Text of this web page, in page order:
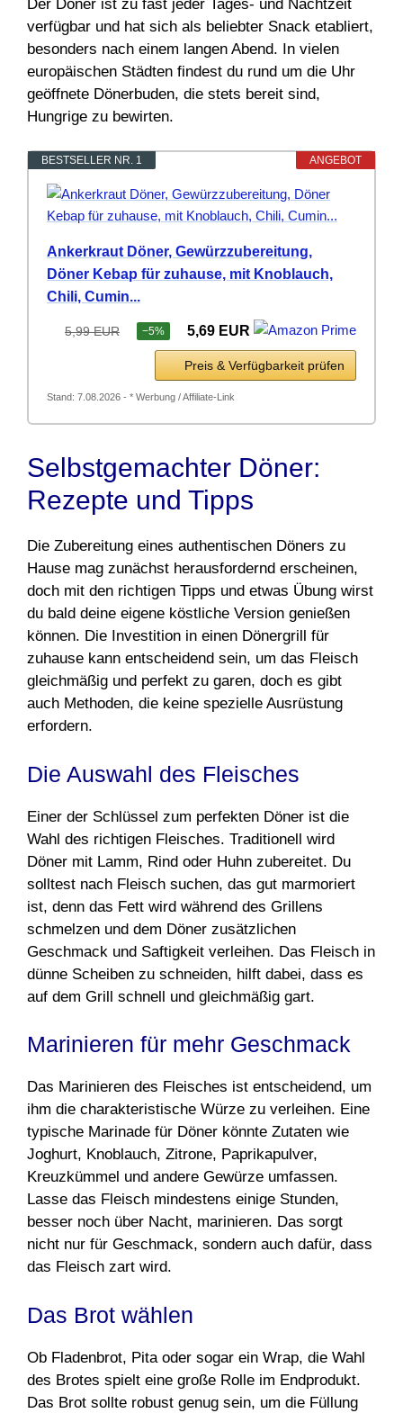
Der Döner ist zu fast jeder Tages- und Nachtzeit
verfügbar und hat sich als beliebter Snack etabliert,
besonders nach einem langen Abend. In vielen
europäischen Städten findest du rund um die Uhr
geöffnete Dönerbuden, die stets bereit sind,
Hungrige zu bewirten.
ANGEBOT
BESTSELLER NR. 1
Ankerkraut Döner, Gewürzzubereitung,
Döner Kebap für zuhause, mit Knoblauch,
Chili, Cumin...
5,99 EUR −5% 5,69 EUR
Preis & Verfügbarkeit prüfen
Stand: 7.08.2026 - * Werbung / Affiliate-Link
Selbstgemachter Döner:
Rezepte und Tipps
Die Zubereitung eines authentischen Döners zu
Hause mag zunächst herausfordernd erscheinen,
doch mit den richtigen Tipps und etwas Übung wirst
du bald deine eigene köstliche Version genießen
können. Die Investition in einen Dönergrill für
zuhause kann entscheidend sein, um das Fleisch
gleichmäßig und perfekt zu garen, doch es gibt
auch Methoden, die keine spezielle Ausrüstung
erfordern.
Die Auswahl des Fleisches
Einer der Schlüssel zum perfekten Döner ist die
Wahl des richtigen Fleisches. Traditionell wird
Döner mit Lamm, Rind oder Huhn zubereitet. Du
solltest nach Fleisch suchen, das gut marmoriert
ist, denn das Fett wird während des Grillens
schmelzen und dem Döner zusätzlichen
Geschmack und Saftigkeit verleihen. Das Fleisch in
dünne Scheiben zu schneiden, hilft dabei, dass es
auf dem Grill schnell und gleichmäßig gart.
Marinieren für mehr Geschmack
Das Marinieren des Fleisches ist entscheidend, um
ihm die charakteristische Würze zu verleihen. Eine
typische Marinade für Döner könnte Zutaten wie
Joghurt, Knoblauch, Zitrone, Paprikapulver,
Kreuzkümmel und andere Gewürze umfassen.
Lasse das Fleisch mindestens einige Stunden,
besser noch über Nacht, marinieren. Das sorgt
nicht nur für Geschmack, sondern auch dafür, dass
das Fleisch zart wird.
Das Brot wählen
Ob Fladenbrot, Pita oder sogar ein Wrap, die Wahl
des Brotes spielt eine große Rolle im Endprodukt.
Das Brot sollte robust genug sein, um die Füllung